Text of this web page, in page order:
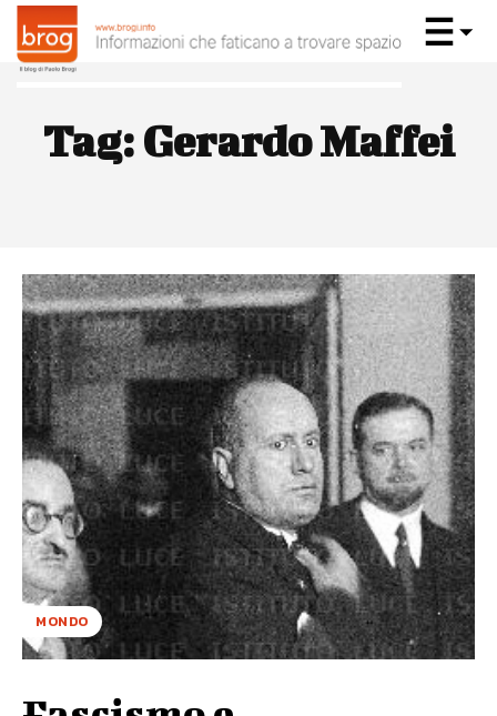
Tag: Gerardo Maffei
MONDO